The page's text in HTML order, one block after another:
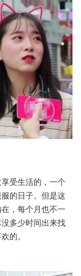
受生活的，一个
的日子。但是这
，每个月也不一
多少时间出来找
的。